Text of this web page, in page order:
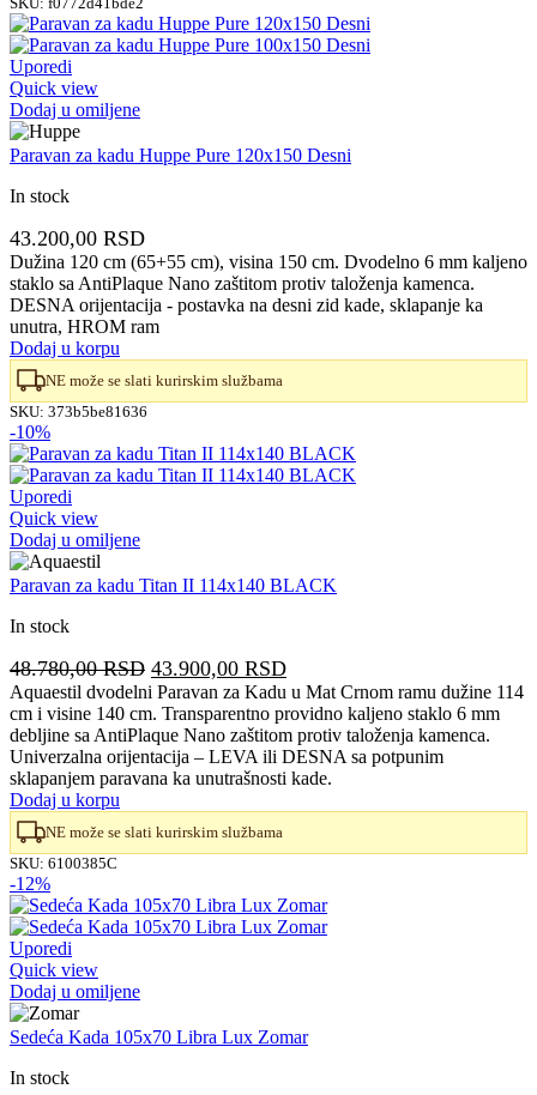
Uporedi
Quick view
Dodaj u omiljene
Paravan za kadu Huppe Pure 120x150 Desni
In stock
43.200,00 RSD
Dužina 120 cm (65+55 cm), visina 150 cm. Dvodelno 6 mm kaljeno
staklo sa AntiPlaque Nano zaštitom protiv taloženja kamenca.
DESNA orijentacija - postavka na desni zid kade, sklapanje ka
unutra, HROM ram
Dodaj u korpu
NE može se slati kurirskim službama
SKU: 373b5be81636
-10%
Uporedi
Quick view
Dodaj u omiljene
Paravan za kadu Titan II 114x140 BLACK
In stock
48.780,00RSD Originalna
cena
je
bila:
48.780,00 RSD.
43.900,00 RSDTrenutna
cena
je:
43.900,00 RSD.
Aquaestil dvodelni Paravan za Kadu u Mat Crnom ramu dužine 114
cm i visine 140 cm. Transparentno providno kaljeno staklo 6 mm
debljine sa AntiPlaque Nano zaštitom protiv taloženja kamenca.
Univerzalna orijentacija – LEVA ili DESNA sa potpunim
sklapanjem paravana ka unutrašnosti kade.
Dodaj u korpu
NE može se slati kurirskim službama
SKU: 6100385C
-12%
Uporedi
Quick view
Dodaj u omiljene
Sedeća Kada 105x70 Libra Lux Zomar
In stock